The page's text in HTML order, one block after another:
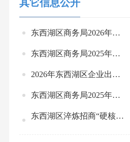
其它信息公开
东西湖区商务局2026年度联合双随机抽查工作计划
东西湖区商务局2025年工作情况报告和2026年工作计划
2026年东西湖区企业出海护航培训（首场）成功举办
东西湖区商务局2025年法治建设工作总结
东西湖区淬炼招商“硬核”实力 首期专题培训赋能“中国网谷”建设